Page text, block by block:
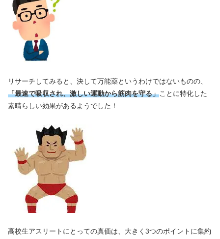
リサーチしてみると、決して万能薬というわけではないものの、
「最速で吸収され、激しい運動から筋肉を守る」ことに特化した
素晴らしい効果があるようでした！
高校生アスリートにとっての真価は、大きく3つのポイントに集約